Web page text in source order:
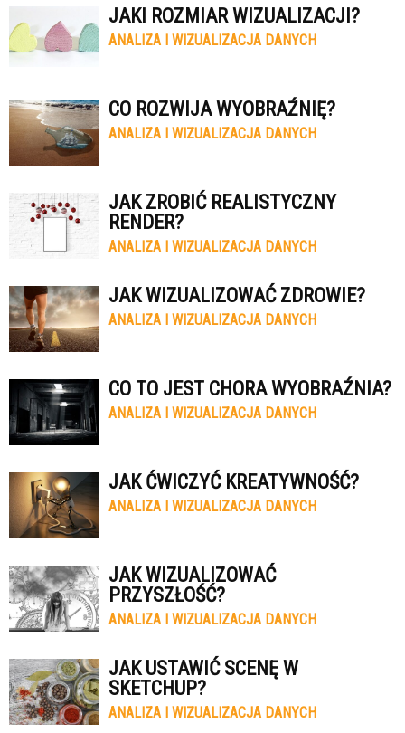
JAKI ROZMIAR WIZUALIZACJI?
ANALIZA I WIZUALIZACJA DANYCH
CO ROZWIJA WYOBRAŹNIĘ?
ANALIZA I WIZUALIZACJA DANYCH
JAK ZROBIĆ REALISTYCZNY
RENDER?
ANALIZA I WIZUALIZACJA DANYCH
JAK WIZUALIZOWAĆ ZDROWIE?
ANALIZA I WIZUALIZACJA DANYCH
CO TO JEST CHORA WYOBRAŹNIA?
ANALIZA I WIZUALIZACJA DANYCH
JAK ĆWICZYĆ KREATYWNOŚĆ?
ANALIZA I WIZUALIZACJA DANYCH
JAK WIZUALIZOWAĆ
PRZYSZŁOŚĆ?
ANALIZA I WIZUALIZACJA DANYCH
JAK USTAWIĆ SCENĘ W
SKETCHUP?
ANALIZA I WIZUALIZACJA DANYCH